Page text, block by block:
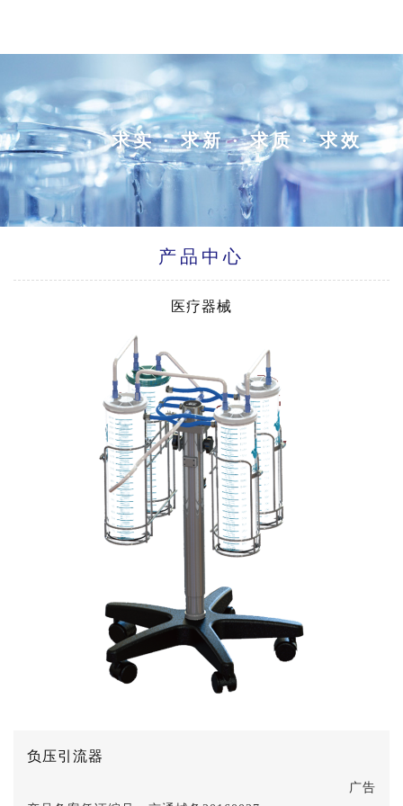
求实 · 求新 · 求质 · 求效
产品中心
医疗器械
负压引流器
广告